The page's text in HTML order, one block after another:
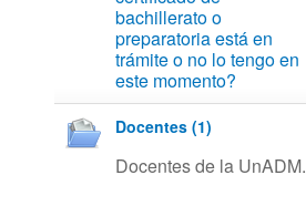
bachillerato o
preparatoria está en
trámite o no lo tengo en
este momento?
Docentes (1)
Docentes de la UnADM.